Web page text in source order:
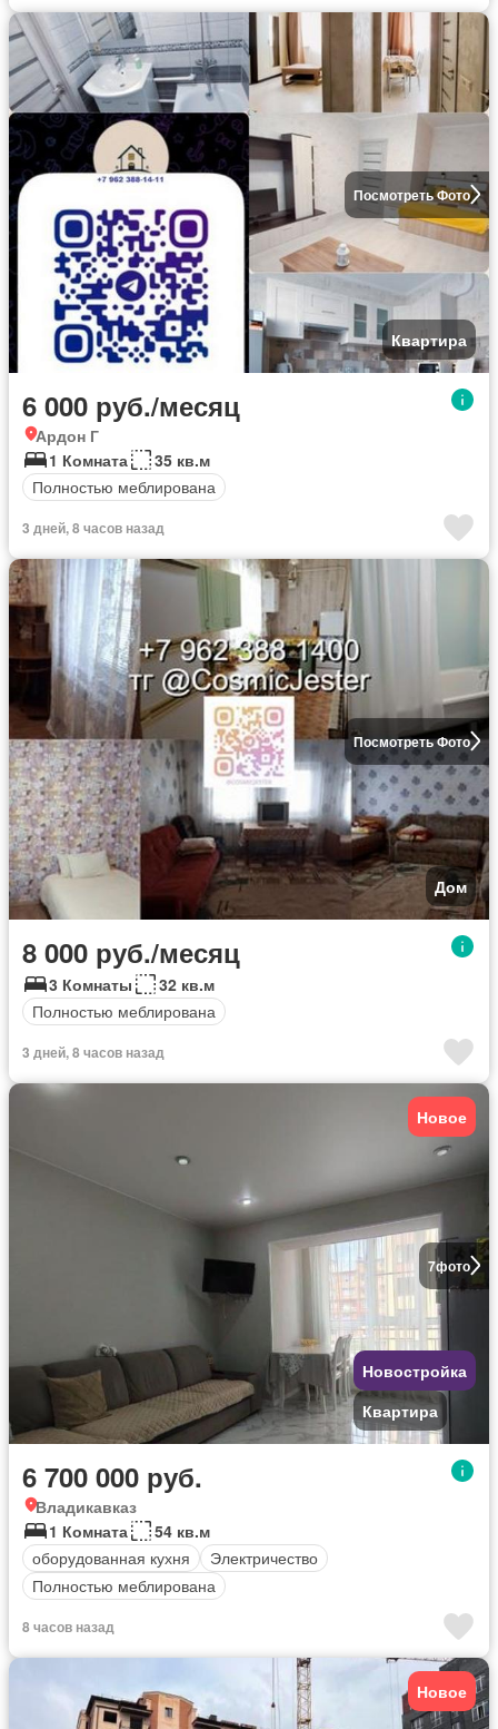
Посмотреть Фото
Квартира
6 000 руб./месяц
Ардон Г
1 Комната
35 кв.м
Полностью меблирована
3 дней, 8 часов назад
Посмотреть Фото
Дом
8 000 руб./месяц
3 Комнаты
32 кв.м
Полностью меблирована
3 дней, 8 часов назад
7фото
Новое
Новостройка
Квартира
6 700 000 руб.
Владикавказ
1 Комната
54 кв.м
оборудованная кухня
Электричество
Полностью меблирована
8 часов назад
Новое